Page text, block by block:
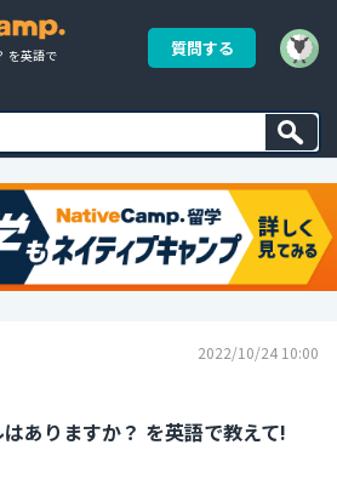
を英語で
質問する
2022/10/24 10:00
ありますか？ を英語で教えて!